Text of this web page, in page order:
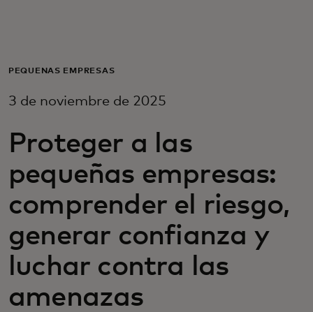
Para empresas
Para innovadores
Noticias y tendencias
PEQUEÑAS EMPRESAS
3 de noviembre de 2025
Proteger a las
pequeñas empresas:
comprender el riesgo,
generar confianza y
luchar contra las
amenazas